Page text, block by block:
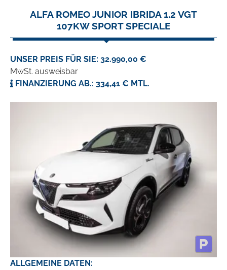
ALFA ROMEO JUNIOR IBRIDA 1.2 VGT
107KW SPORT SPECIALE
UNSER PREIS FÜR SIE: 32.990,00 €
MwSt. ausweisbar
FINANZIERUNG AB.: 334,41 € MTL.
ALLGEMEINE DATEN: